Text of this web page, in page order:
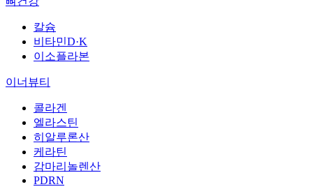
칼슘
비타민D·K
이소플라본
이너뷰티
콜라겐
엘라스틴
히알루론산
케라틴
감마리놀렌산
PDRN